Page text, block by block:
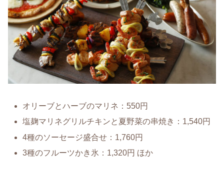
オリーブとハーブのマリネ：550円
塩麹マリネグリルチキンと夏野菜の串焼き：1,540円
4種のソーセージ盛合せ：1,760円
3種のフルーツかき氷：1,320円 ほか